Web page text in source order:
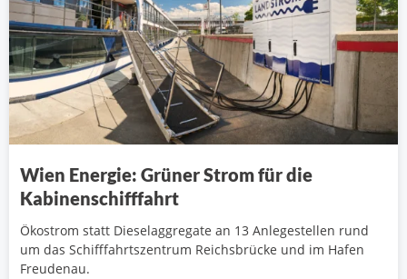
Wien Energie: Grüner Strom für die
Kabinenschifffahrt
Ökostrom statt Dieselaggregate an 13 Anlegestellen rund
um das Schifffahrtszentrum Reichsbrücke und im Hafen
Freudenau.